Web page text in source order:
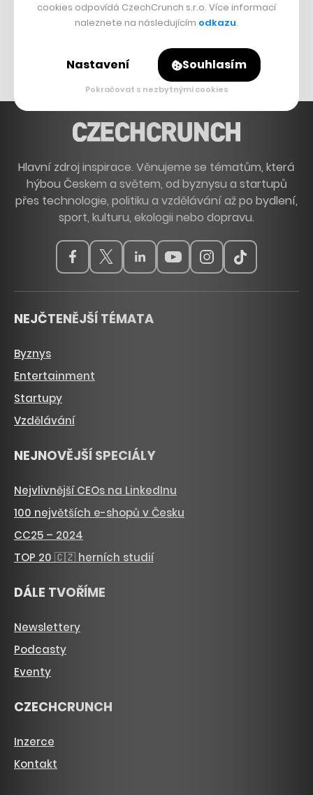
Bomma není tichá
Hlavní zdroj inspirace. Věnujeme se tématům, která
hýbou Českem a světem, od byznysu a startupů
přes technologie, politiku a vzdělávání až po bydlení,
sport, kulturu, ekologii nebo dopravu.
NEJČTENĚJŠÍ TÉMATA
Byznys
Entertainment
Startupy
Vzdělávání
NEJNOVĚJŠÍ SPECIÁLY
Nejvlivnější CEOs na LinkedInu
100 největších e-shopů v Česku
CC25 – 2024
TOP 20 🇨🇿 herních studií
DÁLE TVOŘÍME
Newslettery
Podcasty
Eventy
CZECHCRUNCH
Inzerce
Kontakt
cookies odpovídá CzechCrunch s.r.o. Více informací
naleznete na následujícím odkazu.
Nastavení Souhlasím
Pokračovat s nezbytnými cookies